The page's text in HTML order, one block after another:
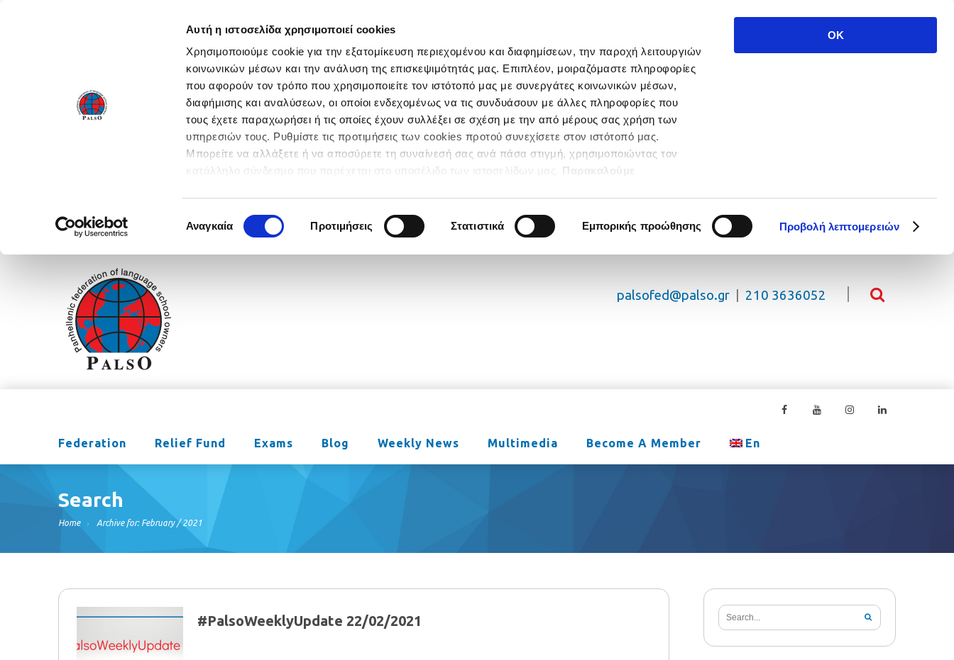
Αυτή η ιστοσελίδα χρησιμοποιεί cookies
Χρησιμοποιούμε cookie για την εξατομίκευση περιεχομένου και διαφημίσεων, την παροχή λειτουργιών
κοινωνικών μέσων και την ανάλυση της επισκεψιμότητάς μας. Επιπλέον, μοιραζόμαστε πληροφορίες
που αφορούν τον τρόπο που χρησιμοποιείτε τον ιστότοπό μας με συνεργάτες κοινωνικών μέσων,
διαφήμισης και αναλύσεων, οι οποίοι ενδεχομένως να τις συνδυάσουν με άλλες πληροφορίες που
τους έχετε παραχωρήσει ή τις οποίες έχουν συλλέξει σε σχέση με την από μέρους σας χρήση των
υπηρεσιών τους. Ρυθμίστε τις προτιμήσεις των cookies προτού συνεχίσετε στον ιστότοπό μας.
Μπορείτε να αλλάξετε ή να αποσύρετε τη συναίνεσή σας ανά πάσα στιγμή, χρησιμοποιώντας τον
κατάλληλο σύνδεσμο που παρέχεται στο υποσέλιδο των ιστοσελίδων μας. Παρακαλούμε
συγκατάθεσης
Αναγκαία Προτιμήσεις Στατιστικά Εμπορικής προώθησης Προβολή λεπτομερειών
OK
palsofed@palso.gr 210 3636052
Federation Relief Fund Exams Blog Weekly News Multimedia Become A Member En
Search
Home Archive for: February / 2021
#PalsoWeeklyUpdate 22/02/2021